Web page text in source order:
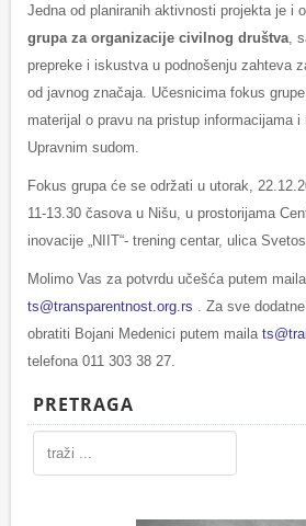
Jedna od planiranih aktivnosti projekta je i
grupa za organizacije civilnog društva,
prepreke i iskustva u podnošenju zahteva
od javnog značaja. Učesnicima fokus
materijal o pravu na pristup informacijama
Upravnim sudom.
Fokus grupa će se održati u utorak,
11-13.30 časova u Nišu, u prostorijama
inovacije „NIIT“- trening centar, ulica
Molimo Vas za potvrdu učešća putem maila
ts@transparentnost.org.rs . Za sve
obratiti Bojani Medenici putem maila
telefona 011 303 38 27.
PRETRAGA